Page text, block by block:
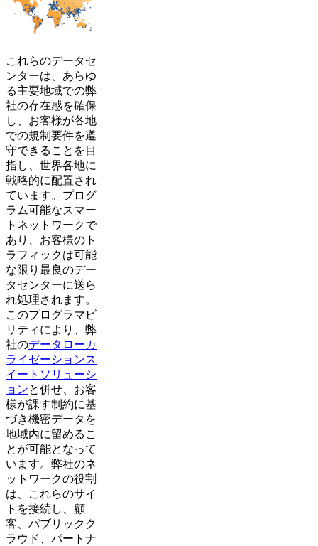
これらのデータセ
ンターは、あらゆ
る主要地域での弊
社の存在感を確保
し、お客様が各地
での規制要件を遵
守できることを目
指し、世界各地に
戦略的に配置され
ています。プログ
ラム可能なスマー
トネットワークで
あり、お客様のト
ラフィックは可能
な限り最良のデー
タセンターに送ら
れ処理されます。
このプログラマビ
リティにより、弊
社のデータローカ
ライゼーションス
イートソリューシ
ョンと併せ、お客
様が課す制約に基
づき機密データを
地域内に留めるこ
とが可能となって
います。弊社のネ
ットワークの役割
は、これらのサイ
トを接続し、顧
客、パブリックク
ラウド、パートナ